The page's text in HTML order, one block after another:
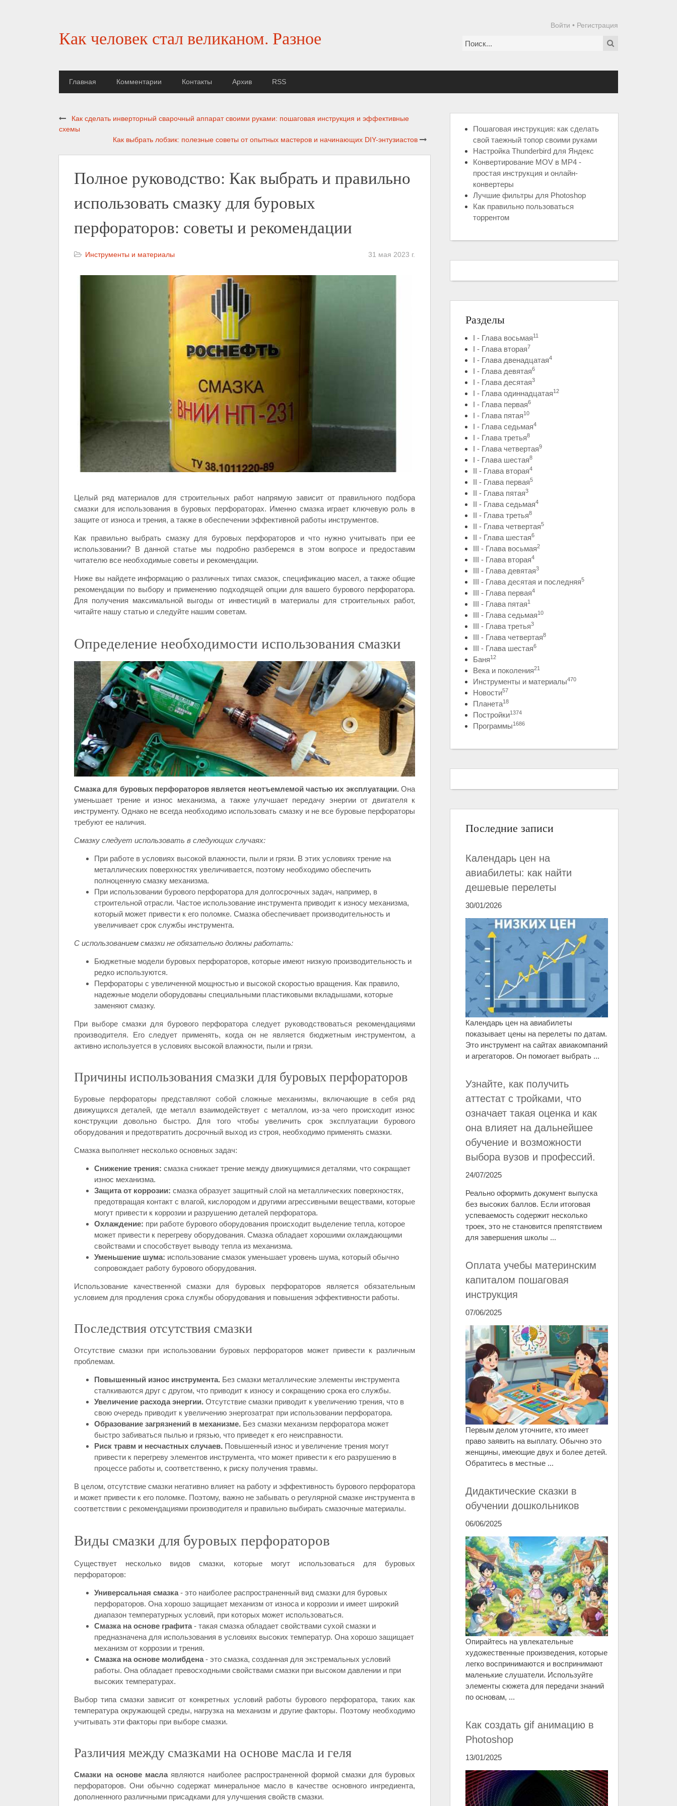
Как человек стал великаном. Разное
Войти • Регистрация
Главная Комментарии Контакты Архив RSS
Как сделать инверторный сварочный аппарат своими руками: пошаговая инструкция и эффективные
схемы
Как выбрать лобзик: полезные советы от опытных мастеров и начинающих DIY-энтузиастов
Полное руководство: Как выбрать и правильно
использовать смазку для буровых
перфораторов: советы и рекомендации
Инструменты и материалы 31 мая 2023 г.
Целый ряд материалов для строительных работ напрямую зависит от правильного подбора
смазки для использования в буровых перфораторах. Именно смазка играет ключевую роль в
защите от износа и трения, а также в обеспечении эффективной работы инструментов.
Как правильно выбрать смазку для буровых перфораторов и что нужно учитывать при ее
использовании? В данной статье мы подробно разберемся в этом вопросе и предоставим
читателю все необходимые советы и рекомендации.
Ниже вы найдете информацию о различных типах смазок, спецификацию масел, а также общие
рекомендации по выбору и применению подходящей опции для вашего бурового перфоратора.
Для получения максимальной выгоды от инвестиций в материалы для строительных работ,
читайте нашу статью и следуйте нашим советам.
Определение необходимости использования смазки
Смазка для буровых перфораторов является неотъемлемой частью их эксплуатации.Она
уменьшает трение и износ механизма, а также улучшает передачу энергии от двигателя к
инструменту. Однако не всегда необходимо использовать смазку и не все буровые перфораторы
требуют ее наличия.
Смазку следует использовать в следующих случаях:
При работе в условиях высокой влажности, пыли и грязи. В этих условиях трение на
металлических поверхностях увеличивается, поэтому необходимо обеспечить
полноценную смазку механизма.
При использовании бурового перфоратора для долгосрочных задач, например, в
строительной отрасли. Частое использование инструмента приводит к износу механизма,
который может привести к его поломке. Смазка обеспечивает производительность и
увеличивает срок службы инструмента.
С использованием смазки не обязательно должны работать:
Бюджетные модели буровых перфораторов, которые имеют низкую производительность и
редко используются.
Перфораторы с увеличенной мощностью и высокой скоростью вращения. Как правило,
надежные модели оборудованы специальными пластиковыми вкладышами, которые
заменяют смазку.
При выборе смазки для бурового перфоратора следует руководствоваться рекомендациями
производителя. Его следует применять, когда он не является бюджетным инструментом, а
активно используется в условиях высокой влажности, пыли и грязи.
Причины использования смазки для буровых перфораторов
Буровые перфораторы представляют собой сложные механизмы, включающие в себя ряд
движущихся деталей, где металл взаимодействует с металлом, из-за чего происходит износ
конструкции довольно быстро. Для того чтобы увеличить срок эксплуатации бурового
оборудования и предотвратить досрочный выход из строя, необходимо применять смазки.
Смазка выполняет несколько основных задач:
Снижение трения: смазка снижает трение между движущимися деталями, что сокращает
износ механизма.
Защита от коррозии: смазка образует защитный слой на металлических поверхностях,
предотвращая контакт с влагой, кислородом и другими агрессивными веществами, которые
могут привести к коррозии и разрушению деталей перфоратора.
Охлаждение: при работе бурового оборудования происходит выделение тепла, которое
может привести к перегреву оборудования. Смазка обладает хорошими охлаждающими
свойствами и способствует выводу тепла из механизма.
Уменьшение шума: использование смазок уменьшает уровень шума, который обычно
сопровождает работу бурового оборудования.
Использование качественной смазки для буровых перфораторов является обязательным
условием для продления срока службы оборудования и повышения эффективности работы.
Последствия отсутствия смазки
Отсутствие смазки при использовании буровых перфораторов может привести к различным
проблемам.
Повышенный износ инструмента. Без смазки металлические элементы инструмента
сталкиваются друг с другом, что приводит к износу и сокращению срока его службы.
Увеличение расхода энергии. Отсутствие смазки приводит к увеличению трения, что в
свою очередь приводит к увеличению энергозатрат при использовании перфоратора.
Образование загрязнений в механизме. Без смазки механизм перфоратора может
быстро забиваться пылью и грязью, что приведет к его неисправности.
Риск травм и несчастных случаев. Повышенный износ и увеличение трения могут
привести к перегреву элементов инструмента, что может привести к его разрушению в
процессе работы и, соответственно, к риску получения травмы.
В целом, отсутствие смазки негативно влияет на работу и эффективность бурового перфоратора
и может привести к его поломке. Поэтому, важно не забывать о регулярной смазке инструмента в
соответствии с рекомендациями производителя и правильно выбирать смазочные материалы.
Виды смазки для буровых перфораторов
Существует несколько видов смазки, которые могут использоваться для буровых
перфораторов:
Универсальная смазка- это наиболее распространенный вид смазки для буровых
перфораторов. Она хорошо защищает механизм от износа и коррозии и имеет широкий
диапазон температурных условий, при которых может использоваться.
Смазка на основе графита- такая смазка обладает свойствами сухой смазки и
предназначена для использования в условиях высоких температур. Она хорошо защищает
механизм от коррозии и трения.
Смазка на основе молибдена- это смазка, созданная для экстремальных условий
работы. Она обладает превосходными свойствами смазки при высоком давлении и при
высоких температурах.
Выбор типа смазки зависит от конкретных условий работы бурового перфоратора, таких как
температура окружающей среды, нагрузка на механизм и другие факторы. Поэтому необходимо
учитывать эти факторы при выборе смазки.
Различия между смазками на основе масла и геля
Смазки на основе маслаявляются наиболее распространенной формой смазки для буровых
перфораторов. Они обычно содержат минеральное масло в качестве основного ингредиента,
дополненного различными присадками для улучшения свойств смазки.
Пошаговая инструкция: как сделать
свой таежный топор своими руками
Настройка Thunderbird для Яндекс
Конвертирование MOV в MP4 -
простая инструкция и онлайн-
конвертеры
Лучшие фильтры для Photoshop
Как правильно пользоваться
торрентом
Разделы
I - Глава восьмая11
I - Глава вторая7
I - Глава двенадцатая4
I - Глава девятая6
I - Глава десятая3
I - Глава одиннадцатая12
I - Глава первая6
I - Глава пятая10
I - Глава седьмая4
I - Глава третья8
I - Глава четвертая9
I - Глава шестая8
II - Глава вторая4
II - Глава первая5
II - Глава пятая3
II - Глава седьмая4
II - Глава третья8
II - Глава четвертая5
II - Глава шестая6
III - Глава восьмая2
III - Глава вторая4
III - Глава девятая3
III - Глава десятая и последняя5
III - Глава первая4
III - Глава пятая1
III - Глава седьмая10
III - Глава третья3
III - Глава четвертая8
III - Глава шестая6
Баня12
Века и поколения21
Инструменты и материалы470
Новости57
Планета18
Постройки1374
Программы1686
Последние записи
Календарь цен на
авиабилеты: как найти
дешевые перелеты
30/01/2026
Календарь цен на авиабилеты
показывает цены на перелеты по датам.
Это инструмент на сайтах авиакомпаний
и агрегаторов. Он помогает выбрать ...
Узнайте, как получить
аттестат с тройками, что
означает такая оценка и как
она влияет на дальнейшее
обучение и возможности
выбора вузов и профессий.
24/07/2025
Реально оформить документ выпуска
без высоких баллов. Если итоговая
успеваемость содержит несколько
троек, это не становится препятствием
для завершения школы ...
Оплата учебы материнским
капиталом пошаговая
инструкция
07/06/2025
Первым делом уточните, кто имеет
право заявить на выплату. Обычно это
женщины, имеющие двух и более детей.
Обратитесь в местные ...
Дидактические сказки в
обучении дошкольников
06/06/2025
Опирайтесь на увлекательные
художественные произведения, которые
легко воспринимаются и воспринимают
маленькие слушатели. Используйте
элементы сюжета для передачи знаний
по основам, ...
Как создать gif анимацию в
Photoshop
13/01/2025